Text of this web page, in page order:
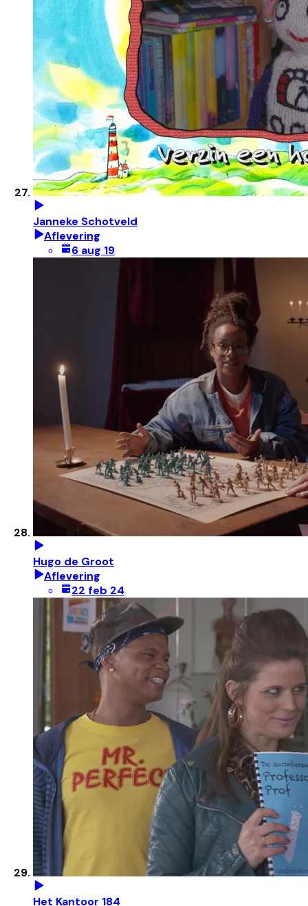
Janneke Schotveld
Aflevering
6 aug 19
Hugo de Groot
Aflevering
22 feb 24
Het Kantoor 184